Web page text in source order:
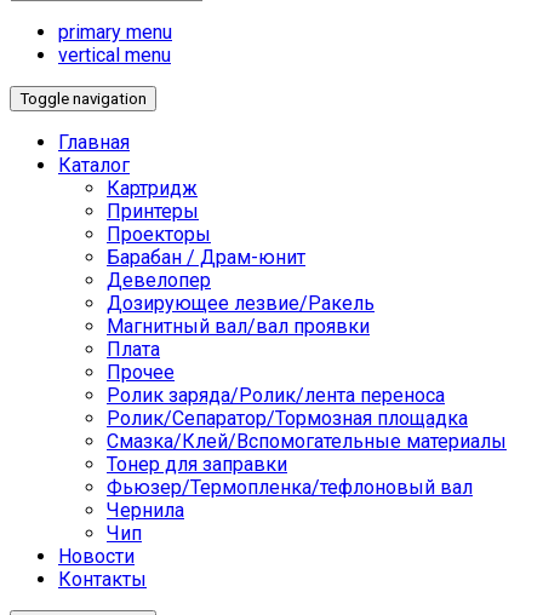
primary menu
vertical menu
Toggle navigation
Главная
Каталог
Картридж
Принтеры
Проекторы
Барабан / Драм-юнит
Девелопер
Дозирующее лезвие/Ракель
Магнитный вал/вал проявки
Плата
Прочее
Ролик заряда/Ролик/лента переноса
Ролик/Сепаратор/Тормозная площадка
Смазка/Клей/Вспомогательные материалы
Тонер для заправки
Фьюзер/Термопленка/тефлоновый вал
Чернила
Чип
Новости
Контакты